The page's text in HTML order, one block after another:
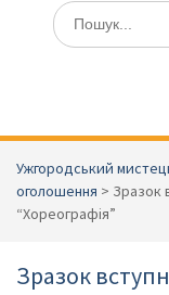
Шукати:
Ужгородський
оголошення > Зразок
“Хореографія”
Зразок